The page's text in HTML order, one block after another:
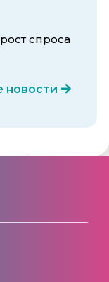
спроса
новости